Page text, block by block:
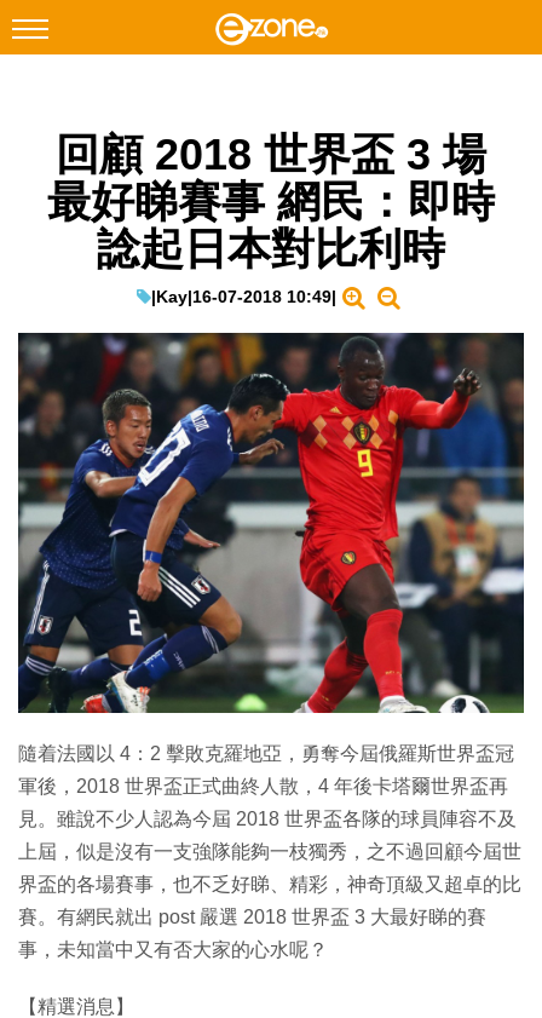
Facebook Instagram
科技焦點
教學評測
EduTech
IT Times
生成式AI與雲端應用
Enterprise Digital Transformation
特集
回顧 2018 世界盃 3 場
最好睇賽事 網民：即時
諗起日本對比利時
|Kay|16-07-2018 10:49|
隨着法國以 4：2 擊敗克羅地亞，勇奪今屆俄羅斯世界盃冠
軍後，2018 世界盃正式曲終人散，4 年後卡塔爾世界盃再
見。雖說不少人認為今屆 2018 世界盃各隊的球員陣容不及
上屆，似是沒有一支強隊能夠一枝獨秀，之不過回顧今屆世
界盃的各場賽事，也不乏好睇、精彩，神奇頂級又超卓的比
賽。有網民就出 post 嚴選 2018 世界盃 3 大最好睇的賽
事，未知當中又有否大家的心水呢？
【精選消息】